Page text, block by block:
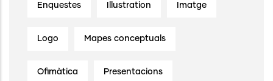
Enquestes Illustration Imatge
Logo Mapes conceptuals
Ofimàtica Presentacions